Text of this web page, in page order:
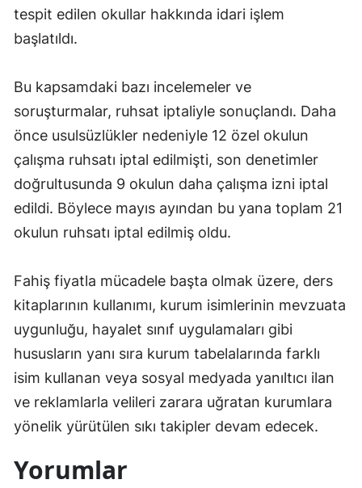
tespit edilen okullar hakkında idari işlem
başlatıldı.
Bu kapsamdaki bazı incelemeler ve
soruşturmalar, ruhsat iptaliyle sonuçlandı. Daha
önce usulsüzlükler nedeniyle 12 özel okulun
çalışma ruhsatı iptal edilmişti, son denetimler
doğrultusunda 9 okulun daha çalışma izni iptal
edildi. Böylece mayıs ayından bu yana toplam 21
okulun ruhsatı iptal edilmiş oldu.
Fahiş fiyatla mücadele başta olmak üzere, ders
kitaplarının kullanımı, kurum isimlerinin mevzuata
uygunluğu, hayalet sınıf uygulamaları gibi
hususların yanı sıra kurum tabelalarında farklı
isim kullanan veya sosyal medyada yanıltıcı ilan
ve reklamlarla velileri zarara uğratan kurumlara
yönelik yürütülen sıkı takipler devam edecek.
Yorumlar